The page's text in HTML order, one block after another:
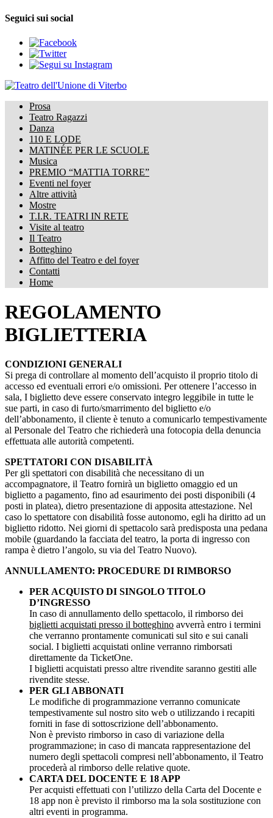
Seguici sui social
Prosa
Teatro Ragazzi
Danza
110 E LODE
MATINÉE PER LE SCUOLE
Musica
PREMIO “MATTIA TORRE”
Eventi nel foyer
Altre attività
Mostre
T.I.R. TEATRI IN RETE
Visite al teatro
Il Teatro
Botteghino
Affitto del Teatro e del foyer
Contatti
Home
REGOLAMENTO
BIGLIETTERIA
CONDIZIONI GENERALI
Si prega di controllare al momento dell’acquisto il proprio titolo di
accesso ed eventuali errori e/o omissioni. Per ottenere l’accesso in
sala, I biglietto deve essere conservato integro leggibile in tutte le
sue parti, in caso di furto/smarrimento del biglietto e/o
dell’abbonamento, il cliente è tenuto a comunicarlo tempestivamente
al Personale del Teatro che richiederà una fotocopia della denuncia
effettuata alle autorità competenti.
SPETTATORI CON DISABILITÀ
Per gli spettatori con disabilità che necessitano di un
accompagnatore, il Teatro fornirà un biglietto omaggio ed un
biglietto a pagamento, fino ad esaurimento dei posti disponibili (4
posti in platea), dietro presentazione di apposita attestazione. Nel
caso lo spettatore con disabilità fosse autonomo, egli ha diritto ad un
biglietto ridotto. Nei giorni di spettacolo sarà predisposta una pedana
mobile (guardando la facciata del teatro, la porta di ingresso con
rampa è dietro l’angolo, su via del Teatro Nuovo).
ANNULLAMENTO: PROCEDURE DI RIMBORSO
PER ACQUISTO DI SINGOLO TITOLO
D’INGRESSO
In caso di annullamento dello spettacolo, il rimborso dei
biglietti acquistati presso il botteghino avverrà entro i termini
che verranno prontamente comunicati sul sito e sui canali
social. I biglietti acquistati online verranno rimborsati
direttamente da TicketOne.
I biglietti acquistati presso altre rivendite saranno gestiti alle
rivendite stesse.
PER GLI ABBONATI
Le modifiche di programmazione verranno comunicate
tempestivamente sul nostro sito web o utilizzando i recapiti
forniti in fase di sottoscrizione dell’abbonamento.
Non è previsto rimborso in caso di variazione della
programmazione; in caso di mancata rappresentazione del
numero degli spettacoli compresi nell’abbonamento, il Teatro
procederà al rimborso delle relative quote.
CARTA DEL DOCENTE E 18 APP
Per acquisti effettuati con l’utilizzo della Carta del Docente e
18 app non è previsto il rimborso ma la sola sostituzione con
altri eventi in programma.